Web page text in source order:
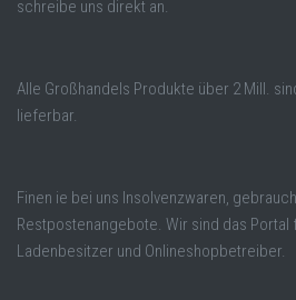
schreibe uns direkt an.
Alle Großhandels Produkte über 2 Mill.
lieferbar.
Finen ie bei uns Insolvenzwaren,
Restpostenangebote. Wir sind das
Ladenbesitzer und Onlineshopbetreiber.